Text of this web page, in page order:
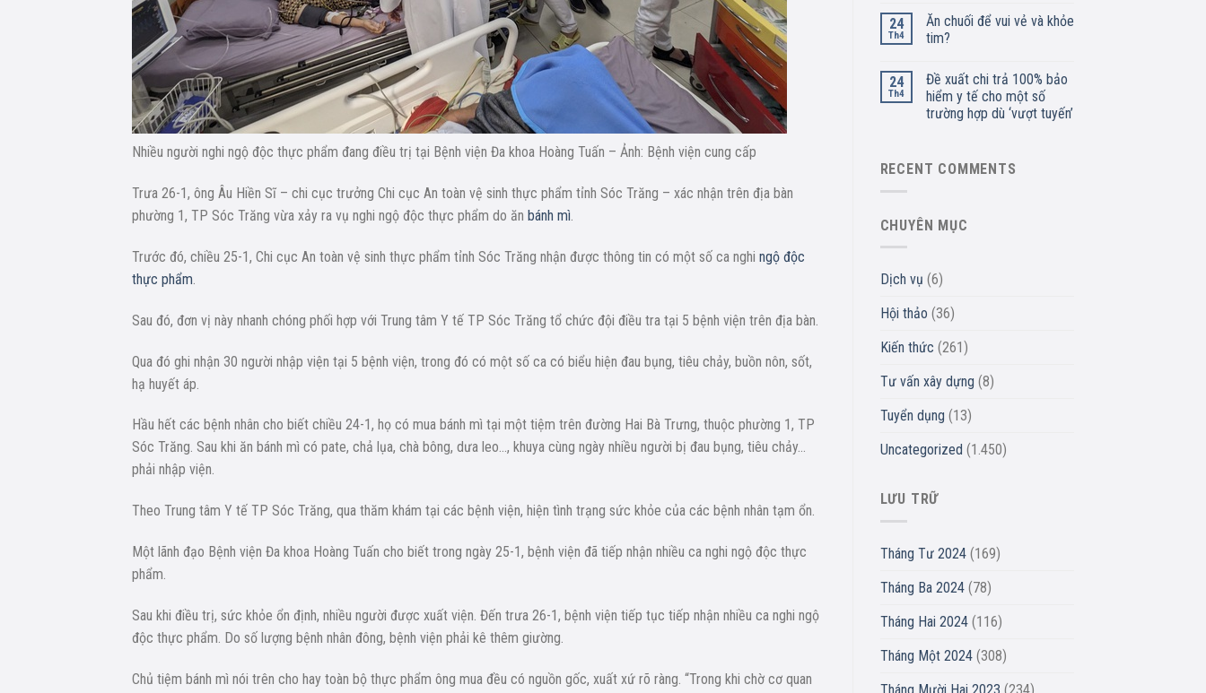
Nhiều người nghi ngộ độc thực phẩm đang điều trị tại Bệnh viện Đa khoa Hoàng Tuấn – Ảnh: Bệnh viện cung cấp
Trưa 26-1, ông Âu Hiền Sĩ – chi cục trưởng Chi cục An toàn vệ sinh thực phẩm tỉnh Sóc Trăng – xác nhận trên địa bàn
phường 1, TP Sóc Trăng vừa xảy ra vụ nghi ngộ độc thực phẩm do ăn bánh mì.
Trước đó, chiều 25-1, Chi cục An toàn vệ sinh thực phẩm tỉnh Sóc Trăng nhận được thông tin có một số ca nghi ngộ độc
thực phẩm.
Sau đó, đơn vị này nhanh chóng phối hợp với Trung tâm Y tế TP Sóc Trăng tổ chức đội điều tra tại 5 bệnh viện trên địa bàn.
Qua đó ghi nhận 30 người nhập viện tại 5 bệnh viện, trong đó có một số ca có biểu hiện đau bụng, tiêu chảy, buồn nôn, sốt,
hạ huyết áp.
Hầu hết các bệnh nhân cho biết chiều 24-1, họ có mua bánh mì tại một tiệm trên đường Hai Bà Trưng, thuộc phường 1, TP
Sóc Trăng. Sau khi ăn bánh mì có pate, chả lụa, chà bông, dưa leo…, khuya cùng ngày nhiều người bị đau bụng, tiêu chảy…
phải nhập viện.
Theo Trung tâm Y tế TP Sóc Trăng, qua thăm khám tại các bệnh viện, hiện tình trạng sức khỏe của các bệnh nhân tạm ổn.
Một lãnh đạo Bệnh viện Đa khoa Hoàng Tuấn cho biết trong ngày 25-1, bệnh viện đã tiếp nhận nhiều ca nghi ngộ độc thực
phẩm.
Sau khi điều trị, sức khỏe ổn định, nhiều người được xuất viện. Đến trưa 26-1, bệnh viện tiếp tục tiếp nhận nhiều ca nghi ngộ
độc thực phẩm. Do số lượng bệnh nhân đông, bệnh viện phải kê thêm giường.
Chủ tiệm bánh mì nói trên cho hay toàn bộ thực phẩm ông mua đều có nguồn gốc, xuất xứ rõ ràng. “Trong khi chờ cơ quan
24
Th4
Ăn chuối để vui vẻ và khỏe
tim?
24
Th4
Đề xuất chi trả 100% bảo
hiểm y tế cho một số
trường hợp dù ‘vượt tuyến’
RECENT COMMENTS
CHUYÊN MỤC
Dịch vụ (6)
Hội thảo (36)
Kiến thức (261)
Tư vấn xây dựng (8)
Tuyển dụng (13)
Uncategorized (1.450)
LƯU TRỮ
Tháng Tư 2024(169)
Tháng Ba 2024(78)
Tháng Hai 2024(116)
Tháng Một 2024(308)